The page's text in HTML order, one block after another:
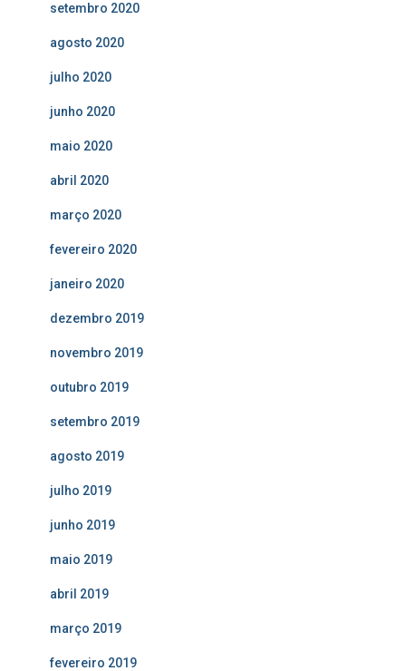
setembro 2020
agosto 2020
julho 2020
junho 2020
maio 2020
abril 2020
março 2020
fevereiro 2020
janeiro 2020
dezembro 2019
novembro 2019
outubro 2019
setembro 2019
agosto 2019
julho 2019
junho 2019
maio 2019
abril 2019
março 2019
fevereiro 2019